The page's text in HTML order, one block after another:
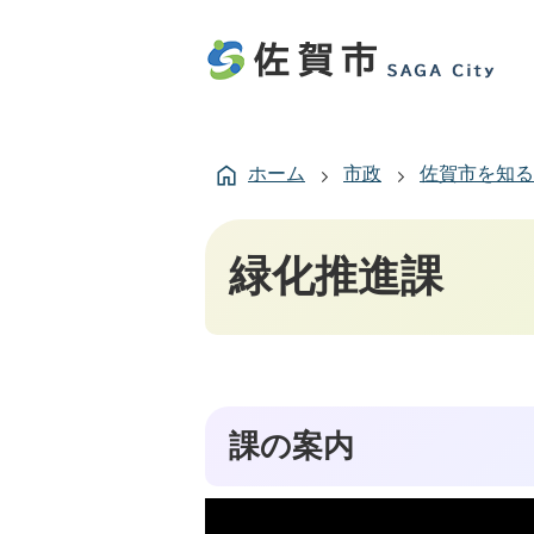
ホーム 市政 佐賀市を知る
緑化推進課
課の案内